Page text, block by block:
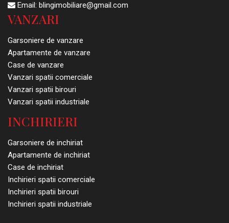
Email: blingimobiliare@gmail.com
VANZARI
Garsoniere de vanzare
Apartamente de vanzare
Case de vanzare
Vanzari spatii comerciale
Vanzari spatii birouri
Vanzari spatii industriale
INCHIRIERI
Garsoniere de inchiriat
Apartamente de inchiriat
Case de inchiriat
Inchirieri spatii comerciale
Inchirieri spatii birouri
Inchirieri spatii industriale